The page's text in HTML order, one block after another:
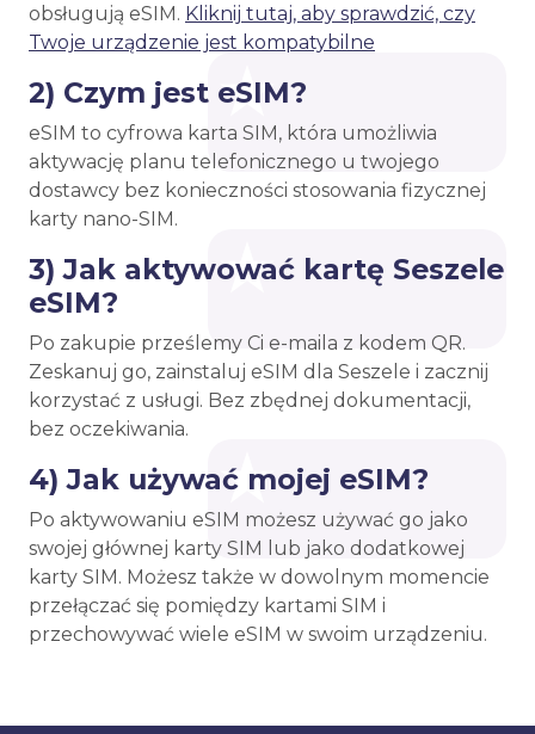
obsługują eSIM. Kliknij tutaj, aby sprawdzić, czy
Twoje urządzenie jest kompatybilne
2) Czym jest eSIM?
eSIM to cyfrowa karta SIM, która umożliwia
aktywację planu telefonicznego u twojego
dostawcy bez konieczności stosowania fizycznej
karty nano-SIM.
3) Jak aktywować kartę Seszele
eSIM?
Po zakupie prześlemy Ci e-maila z kodem QR.
Zeskanuj go, zainstaluj eSIM dla Seszele i zacznij
korzystać z usługi. Bez zbędnej dokumentacji,
bez oczekiwania.
4) Jak używać mojej eSIM?
Po aktywowaniu eSIM możesz używać go jako
swojej głównej karty SIM lub jako dodatkowej
karty SIM. Możesz także w dowolnym momencie
przełączać się pomiędzy kartami SIM i
przechowywać wiele eSIM w swoim urządzeniu.